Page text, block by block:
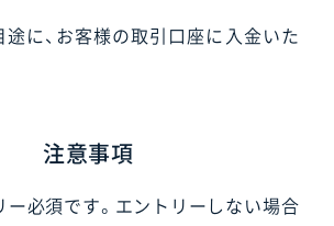
に、お客様の取引口座に入金いた
注意事項
ー必須です。エントリーしない場合